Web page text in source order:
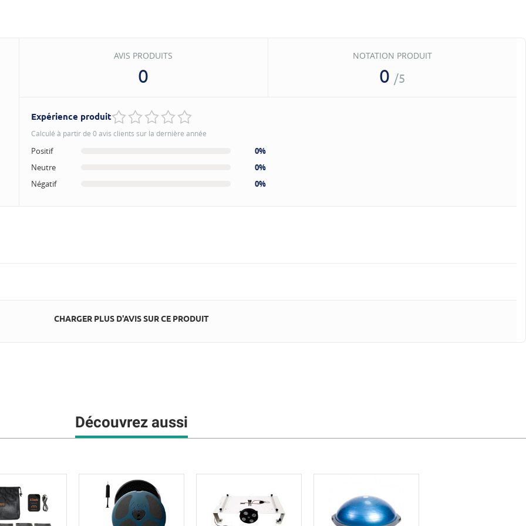
AVIS PRODUITS
0
NOTATION PRODUIT
0 /5
Expérience produit
Calculé à partir de 0 avis clients sur la dernière année
Positif
0%
Neutre
0%
Négatif
0%
CHARGER PLUS D'AVIS SUR CE PRODUIT
Découvrez aussi